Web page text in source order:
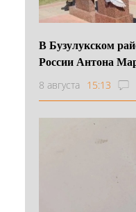
В Бузулукском
России Антона
8 августа 15:13